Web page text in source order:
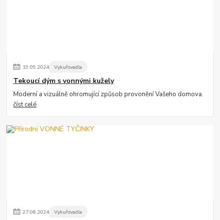
19.09.2024 Vykuřovadla
Tekoucí dým s vonnými kužely
Moderní a vizuálně ohromující způsob provonění Vašeho domova.
číst celé
27.08.2024 Vykuřovadla